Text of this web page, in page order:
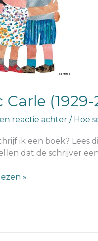
Carle (1929-
reactie achter / Hoe
ik een boek? Lees
dat de schrijver
»